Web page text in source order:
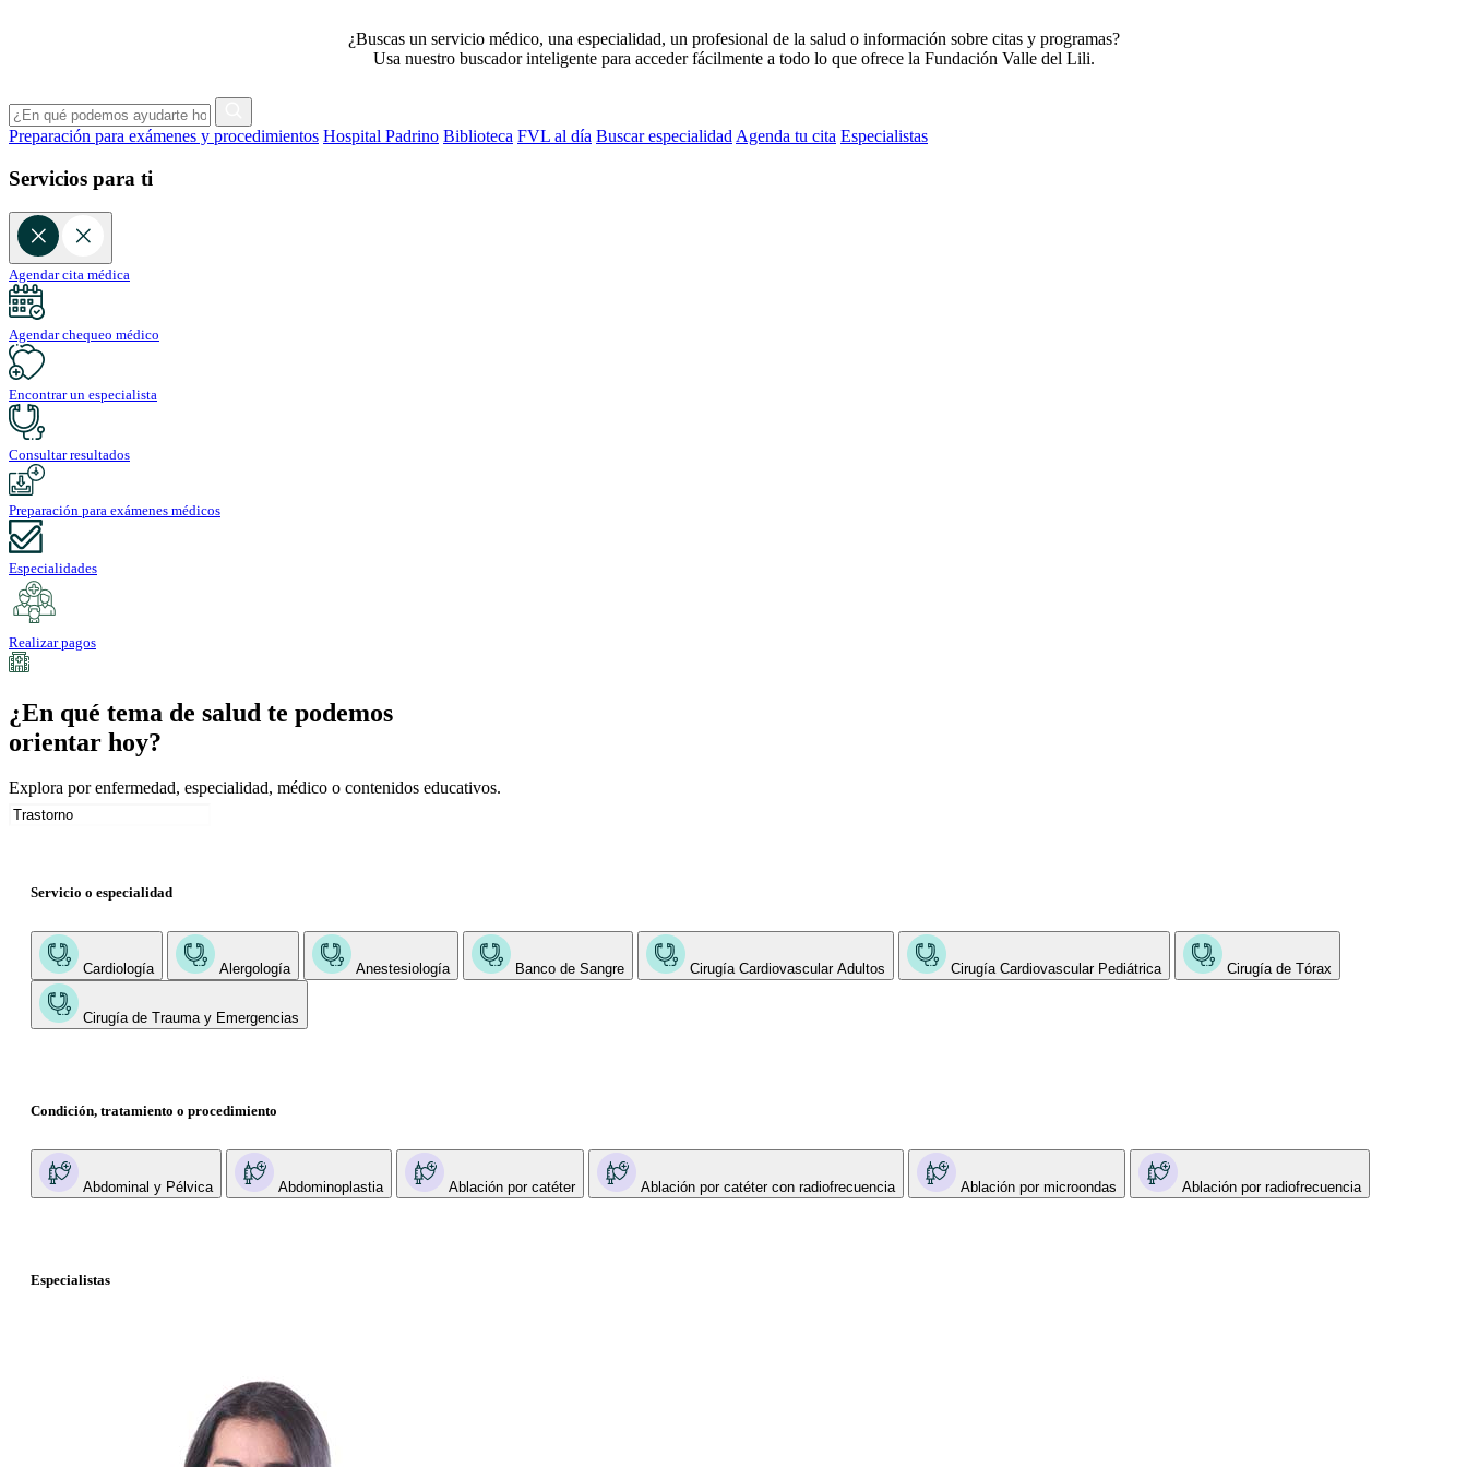
¿Buscas un servicio médico, una especialidad, un profesional de la salud o información sobre citas y programas?
Usa nuestro buscador inteligente para acceder fácilmente a todo lo que ofrece la Fundación Valle del Lili.
Preparación para exámenes y procedimientos Hospital Padrino Biblioteca FVL al día Buscar especialidad Agenda tu cita Especialistas
Servicios para ti
Agendar cita médica
Agendar chequeo médico
Encontrar un especialista
Consultar resultados
Preparación para exámenes médicos
Especialidades
Realizar pagos
¿En qué tema de salud te podemos
orientar hoy?
Explora por enfermedad, especialidad, médico o contenidos educativos.
Servicio o especialidad
Cardiología Alergología Anestesiología Banco de Sangre Cirugía Cardiovascular Adultos Cirugía Cardiovascular Pediátrica Cirugía de Tórax
Cirugía de Trauma y Emergencias
Condición, tratamiento o procedimiento
Abdominal y Pélvica Abdominoplastia Ablación por catéter Ablación por catéter con radiofrecuencia Ablación por microondas Ablación por radiofrecuencia
Especialistas